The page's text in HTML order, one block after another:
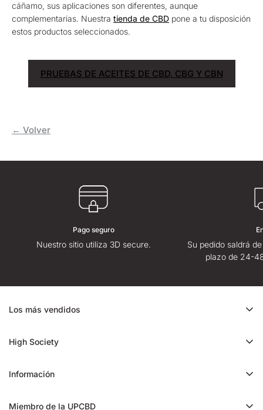
cáñamo, sus aplicaciones son diferentes, aunque
complementarias. Nuestra tienda de CBD pone a tu disposición
estos productos seleccionados.
PRUEBAS DE ACEITES DE CBD, CBG Y CBN
← Volver
Pago seguro
Nuestro sitio utiliza 3D secure.
Su pedido saldrá
plazo de 24-
Los más vendidos
Cali CBD
High Society
High Society opiniones
Información
Miembro de la UPCBD